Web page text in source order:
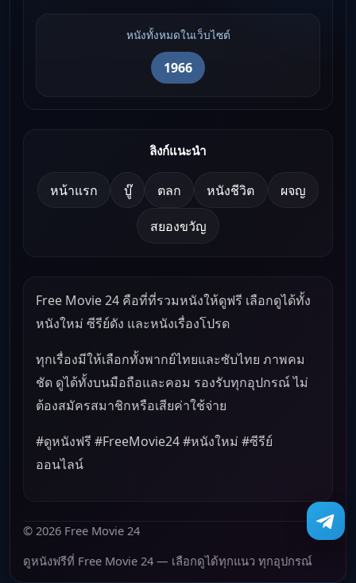
หนังทั้งหมดในเว็บไซต์
1966
ลิงก์แนะนำ
หน้าแรก บู๊ ตลก หนังชีวิต ผจญ
สยองขวัญ
Free Movie 24 คือที่ที่รวมหนังให้ดูฟรี เลือกดูได้ทั้ง
หนังใหม่ ซีรีย์ดัง และหนังเรื่องโปรด
ทุกเรื่องมีให้เลือกทั้งพากย์ไทยและซับไทย ภาพคม
ชัด ดูได้ทั้งบนมือถือและคอม รองรับทุกอุปกรณ์ ไม่
ต้องสมัครสมาชิกหรือเสียค่าใช้จ่าย
#ดูหนังฟรี #FreeMovie24 #หนังใหม่ #ซีรีย์
ออนไลน์
© 2026 Free Movie 24
ดูหนังฟรีที่ Free Movie 24 — เลือกดูได้ทุกแนว ทุกอุปกรณ์